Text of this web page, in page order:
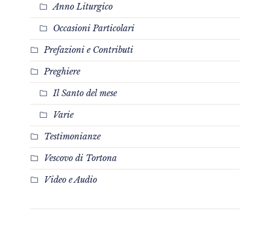
Anno Liturgico
Occasioni Particolari
Prefazioni e Contributi
Preghiere
Il Santo del mese
Varie
Testimonianze
Vescovo di Tortona
Video e Audio